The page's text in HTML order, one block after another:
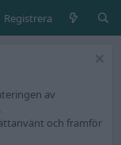
Registrera
av
och framför